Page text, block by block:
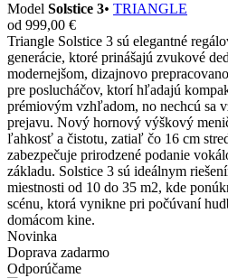
Model Solstice 3• TRIANGLE
od 999,00 €
Triangle Solstice 3 sú elegantné
generácie, ktoré prinášajú zvukové
modernejšom, dizajnovo
pre poslucháčov, ktorí hľadajú
prémiovým vzhľadom, no nechcú sa
prejavu. Nový hornový výškový
ľahkosť a čistotu, zatiaľ čo 16 cm
zabezpečuje prirodzené podanie
základu. Solstice 3 sú ideálnym
miestnosti od 10 do 35 m2, kde
scénu, ktorá vynikne pri počúvaní
domácom kine.
Novinka
Doprava zadarmo
Odporúčame